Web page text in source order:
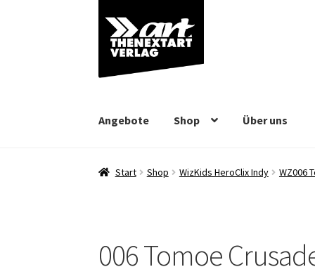
Zur
Navigation
springen
Zum
Inhalt
springen
Angebote Shop Über uns
Start Shop WizKids HeroClix Indy WZ006
006 Tomoe